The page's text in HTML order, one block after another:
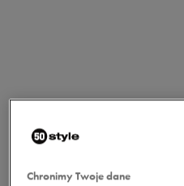
Chronimy Twoje dane